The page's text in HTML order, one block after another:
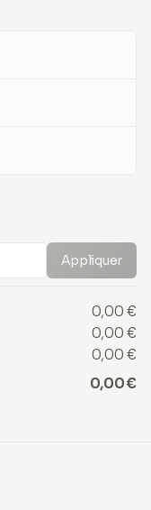
Appliquer
0,00 €
0,00 €
0,00 €
0,00 €